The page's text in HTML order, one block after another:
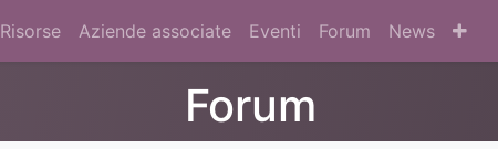
Risorse Aziende associate Eventi Forum News
Forum